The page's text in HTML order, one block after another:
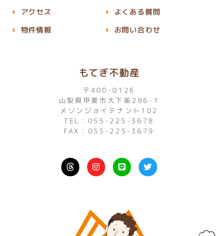
もてぎ不動産
〒400-0126
山梨県甲斐市大下条286-1
メゾンジョイテナント102
TEL：055-225-3678
FAX：055-225-3679
I
n
s
a
m
L
i
n
T
w
i
アクセス
物件情報
よくある質問
お問い合わせ